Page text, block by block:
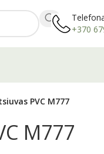
+370
PVC M777
M777